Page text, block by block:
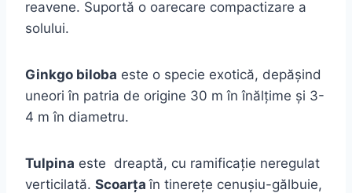
reavene. Suportă o oarecare compactizare a
solului.
Ginkgo biloba este o specie exotică, depăşind
uneori în patria de origine 30 m în înălţime şi 3-
4 m în diametru.
Tulpina este dreaptă, cu ramificaţie neregulat
verticilată. Scoarţaîn tinereţe cenuşiu-gălbuie,